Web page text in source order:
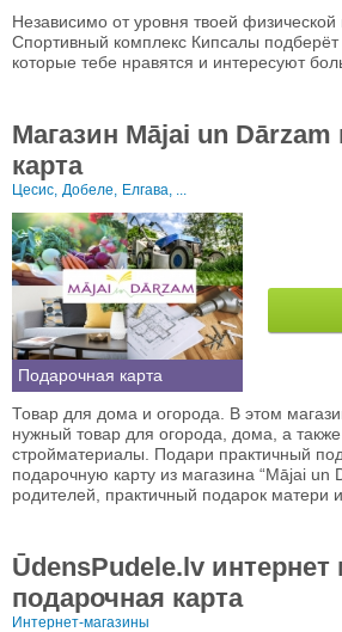
Независимо от уровня твоей физической
Спортивный комплекс Кипсалы
которые тебе нравятся и интересуют
Магазин Mājai un Dārzam
карта
Цесис, Добеле, Елгава, ...
Подарочная карта
Товар для дома и огорода. В этом
нужный товар для огорода, дома, а
стройматериалы. Подари практичный
подарочную карту из магазина “Mājai un
родителей, практичный подарок матери
ŪdensPudele.lv интернет
подарочная карта
Интернет-магазины